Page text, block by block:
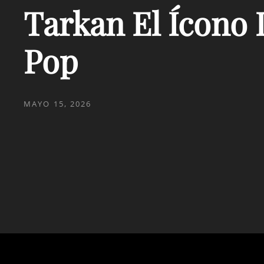
Tarkan El Ícono
Pop
PUBLICADO
MAYO 15, 2026